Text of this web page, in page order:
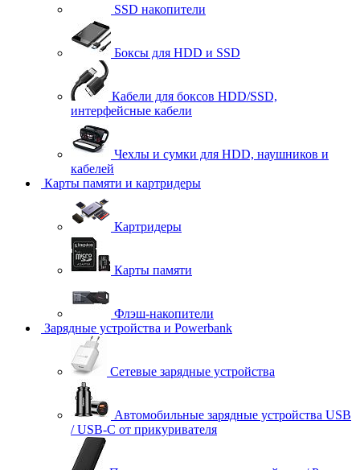
SSD накопители
Боксы для HDD и SSD
Кабели для боксов HDD/SSD,
интерфейсные кабели
Чехлы и сумки для HDD, наушников и
кабелей
Карты памяти и картридеры
Картридеры
Карты памяти
Флэш-накопители
Зарядные устройства и Powerbank
Сетевые зарядные устройства
Автомобильные зарядные устройства USB
/ USB-C от прикуривателя